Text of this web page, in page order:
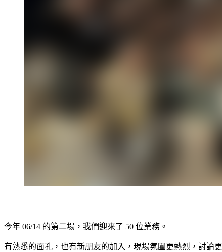
今年 06/14 的第二場，我們迎來了 50 位業務。
有熟悉的面孔，也有新朋友的加入，現場氛圍更熱烈，討論